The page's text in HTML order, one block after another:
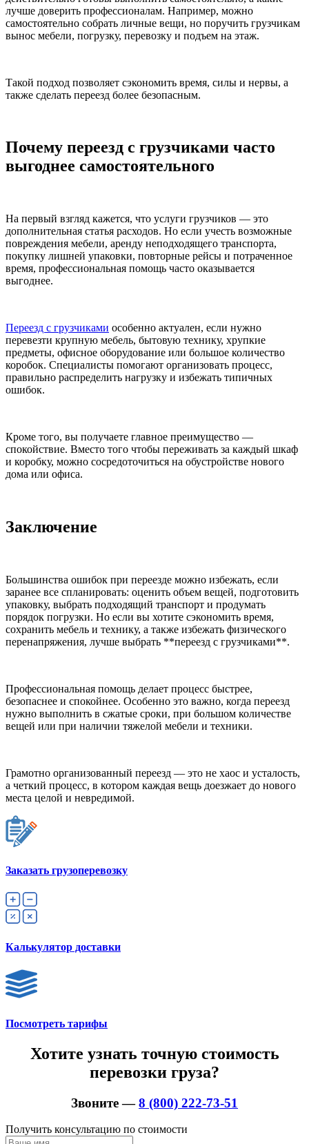
лучше доверить профессионалам. Например, можно
самостоятельно собрать личные вещи, но поручить грузчикам
вынос мебели, погрузку, перевозку и подъем на этаж.
Такой подход позволяет сэкономить время, силы и нервы, а
также сделать переезд более безопасным.
Почему переезд с грузчиками часто
выгоднее самостоятельного
На первый взгляд кажется, что услуги грузчиков — это
дополнительная статья расходов. Но если учесть возможные
повреждения мебели, аренду неподходящего транспорта,
покупку лишней упаковки, повторные рейсы и потраченное
время, профессиональная помощь часто оказывается
выгоднее.
Переезд с грузчиками особенно актуален, если нужно
перевезти крупную мебель, бытовую технику, хрупкие
предметы, офисное оборудование или большое количество
коробок. Специалисты помогают организовать процесс,
правильно распределить нагрузку и избежать типичных
ошибок.
Кроме того, вы получаете главное преимущество —
спокойствие. Вместо того чтобы переживать за каждый шкаф
и коробку, можно сосредоточиться на обустройстве нового
дома или офиса.
Заключение
Большинства ошибок при переезде можно избежать, если
заранее все спланировать: оценить объем вещей, подготовить
упаковку, выбрать подходящий транспорт и продумать
порядок погрузки. Но если вы хотите сэкономить время,
сохранить мебель и технику, а также избежать физического
перенапряжения, лучше выбрать **переезд с грузчиками**.
Профессиональная помощь делает процесс быстрее,
безопаснее и спокойнее. Особенно это важно, когда переезд
нужно выполнить в сжатые сроки, при большом количестве
вещей или при наличии тяжелой мебели и техники.
Грамотно организованный переезд — это не хаос и усталость,
а четкий процесс, в котором каждая вещь доезжает до нового
места целой и невредимой.
Заказать грузоперевозку
Калькулятор доставки
Посмотреть тарифы
Хотите узнать точную стоимость
перевозки груза?
Звоните — 8 (800) 222-73-51
Получить консультацию по стоимости